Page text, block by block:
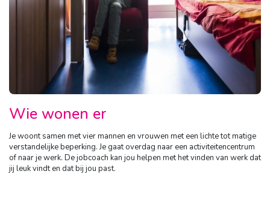
Wie wonen er
Je woont samen met vier mannen en vrouwen met een lichte tot matige
verstandelijke beperking. Je gaat overdag naar een activiteitencentrum
of naar je werk. De jobcoach kan jou helpen met het vinden van werk dat
jij leuk vindt en dat bij jou past.